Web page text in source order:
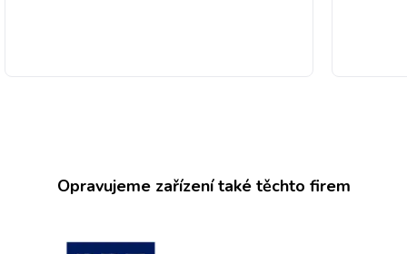
Opravujeme zařízení také těchto firem